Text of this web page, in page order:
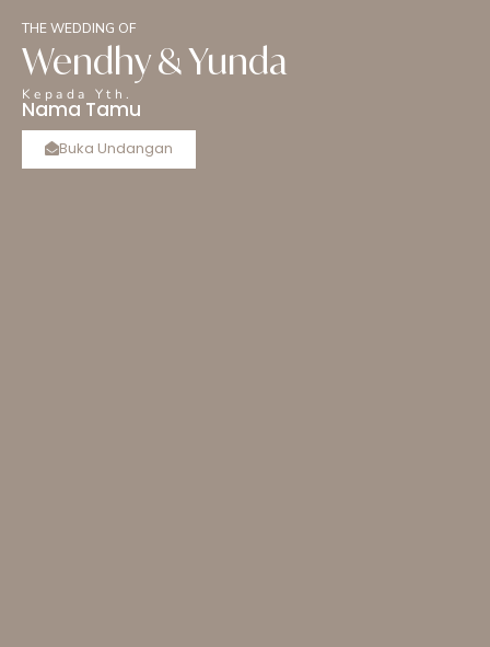
THE WEDDING OF
Wendhy & Yunda
Kepada Yth.
Nama Tamu
Buka Undangan
The Wedding of
Wendhy
& Yunda
Minggu, 05 Juli 2026